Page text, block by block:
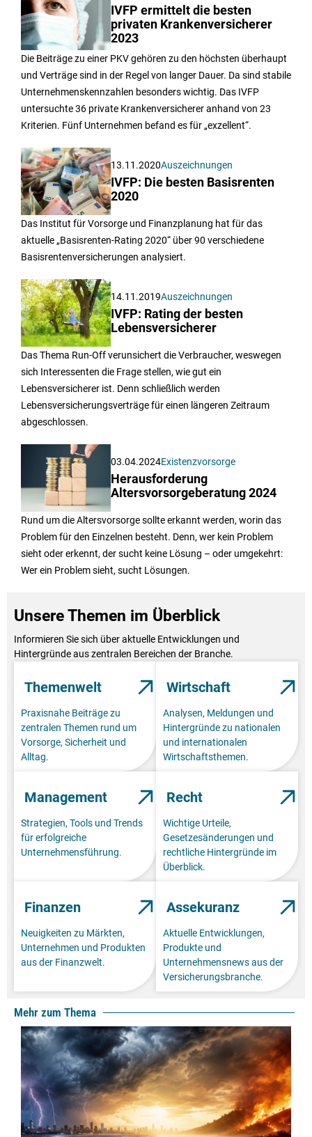
IVFP ermittelt die besten
privaten Krankenversicherer
2023
Die Beiträge zu einer PKV gehören zu den höchsten überhaupt
und Verträge sind in der Regel von langer Dauer. Da sind stabile
Unternehmenskennzahlen besonders wichtig. Das IVFP
untersuchte 36 private Krankenversicherer anhand von 23
Kriterien. Fünf Unternehmen befand es für „exzellent“.
13.11.2020Auszeichnungen
IVFP: Die besten Basisrenten
2020
Das Institut für Vorsorge und Finanzplanung hat für das
aktuelle „Basisrenten-Rating 2020“ über 90 verschiedene
Basisrentenversicherungen analysiert.
14.11.2019Auszeichnungen
IVFP: Rating der besten
Lebensversicherer
Das Thema Run-Off verunsichert die Verbraucher, weswegen
sich Interessenten die Frage stellen, wie gut ein
Lebensversicherer ist. Denn schließlich werden
Lebensversicherungsverträge für einen längeren Zeitraum
abgeschlossen.
03.04.2024Existenzvorsorge
Herausforderung
Altersvorsorgeberatung 2024
Rund um die Altersvorsorge sollte erkannt werden, worin das
Problem für den Einzelnen besteht. Denn, wer kein Problem
sieht oder erkennt, der sucht keine Lösung – oder umgekehrt:
Wer ein Problem sieht, sucht Lösungen.
Unsere Themen im Überblick
Informieren Sie sich über aktuelle Entwicklungen und
Hintergründe aus zentralen Bereichen der Branche.
Themenwelt
Praxisnahe Beiträge zu
zentralen Themen rund um
Vorsorge, Sicherheit und
Alltag.
Wirtschaft
Analysen, Meldungen und
Hintergründe zu nationalen
und internationalen
Wirtschaftsthemen.
Management
Strategien, Tools und Trends
für erfolgreiche
Unternehmensführung.
Recht
Wichtige Urteile,
Gesetzesänderungen und
rechtliche Hintergründe im
Überblick.
Finanzen
Neuigkeiten zu Märkten,
Unternehmen und Produkten
aus der Finanzwelt.
Assekuranz
Aktuelle Entwicklungen,
Produkte und
Unternehmensnews aus der
Versicherungsbranche.
Mehr zum Thema